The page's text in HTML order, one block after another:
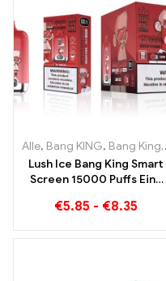
Alle, Bang KING, Bang King Smart Screen 15000 Puff
Lush Ice Bang King Smart
Screen 15000 Puffs Eine
Mischung aus
€5.85 - €8.35